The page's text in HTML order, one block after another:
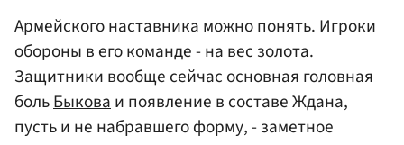
Армейского наставника можно понять. Игроки
обороны в его команде - на вес золота.
Защитники вообще сейчас основная головная
больБыковаи появление в составе Ждана,
пусть и не набравшего форму, - заметное